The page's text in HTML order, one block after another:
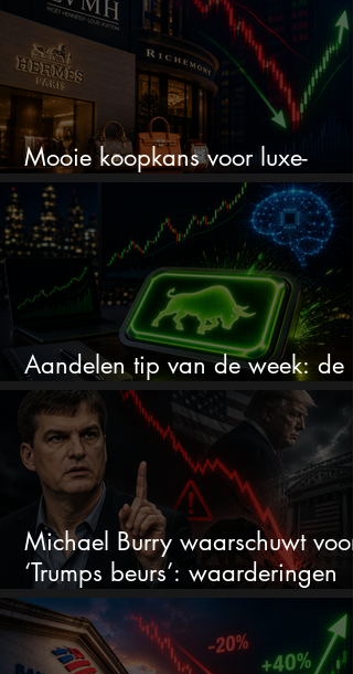
Mooie koopkans voor luxe-
aandelen door recente correctie?
Aandelen tip van de week: de
markt onderschat dit AI-bedrijf
Michael Burry waarschuwt voor
‘Trumps beurs’: waarderingen
doen er niet meer toe